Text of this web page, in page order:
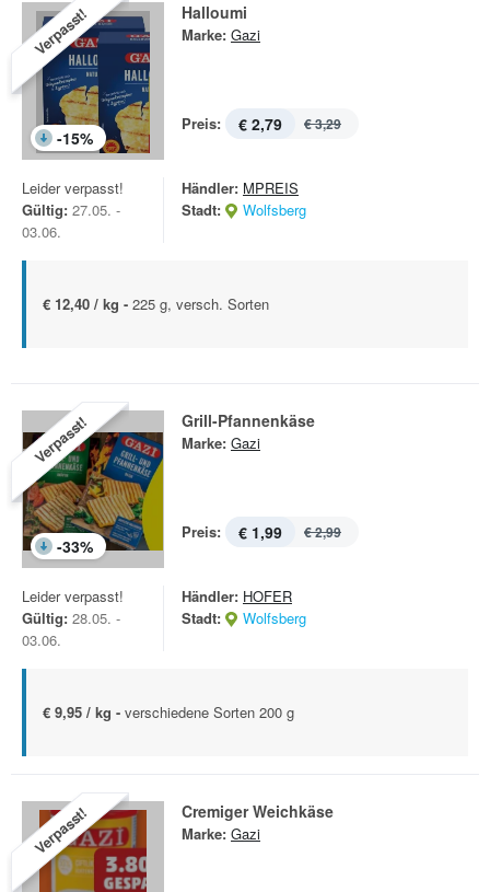
Verpasst!
-15%
Halloumi
Marke: Gazi
Preis: € 2,79 € 3,29
Leider verpasst!
Gültig: 27.05. -
03.06.
Händler: MPREIS
Stadt:
Wolfsberg
€ 12,40 / kg - 225 g, versch. Sorten
Verpasst!
-33%
Grill-Pfannenkäse
Marke: Gazi
Preis: € 1,99 € 2,99
Leider verpasst!
Gültig: 28.05. -
03.06.
Händler: HOFER
Stadt:
Wolfsberg
€ 9,95 / kg - verschiedene Sorten 200 g
Verpasst! Cremiger Weichkäse
Marke: Gazi